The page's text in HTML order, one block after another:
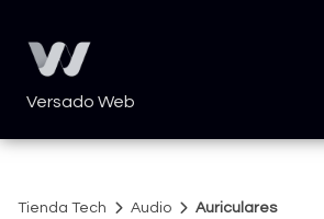
Versado Web
Tienda Tech Audio Auriculares